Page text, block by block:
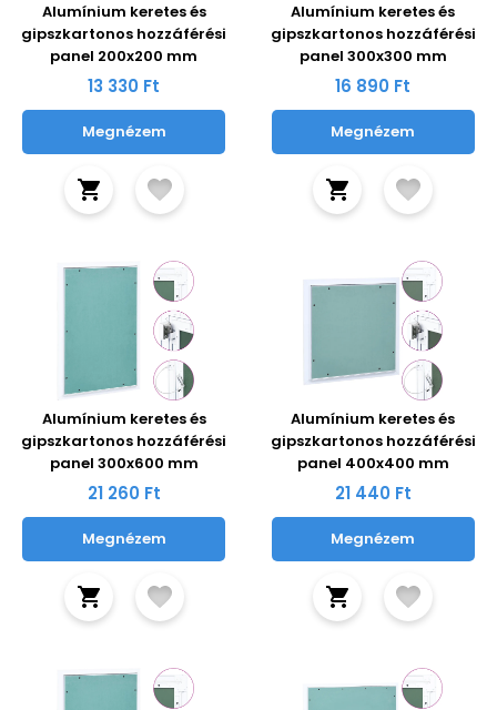
Alumínium keretes és
gipszkartonos hozzáférési
panel 200x200 mm
13 330 Ft
Megnézem
Alumínium keretes és
gipszkartonos hozzáférési
panel 300x300 mm
16 890 Ft
Megnézem
Alumínium keretes és
gipszkartonos hozzáférési
panel 300x600 mm
21 260 Ft
Megnézem
Alumínium keretes és
gipszkartonos hozzáférési
panel 400x400 mm
21 440 Ft
Megnézem